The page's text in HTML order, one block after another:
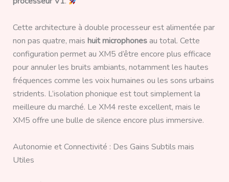
Cette architecture à double processeur est alimentée par
non pas quatre, mais huit microphonesau total. Cette
configuration permet au XM5 d’être encore plus efficace
pour annuler les bruits ambiants, notamment les hautes
fréquences comme les voix humaines ou les sons urbains
stridents. L’isolation phonique est tout simplement la
meilleure du marché. Le XM4 reste excellent, mais le
XM5 offre une bulle de silence encore plus immersive.
Autonomie et Connectivité : Des Gains Subtils mais
Utiles